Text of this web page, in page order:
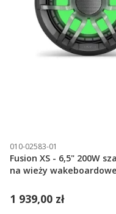
010-02583-01
Fusion XS - 6,5" 200W szare głośniki sportowe do montażu
na wieży
1 939,00 zł